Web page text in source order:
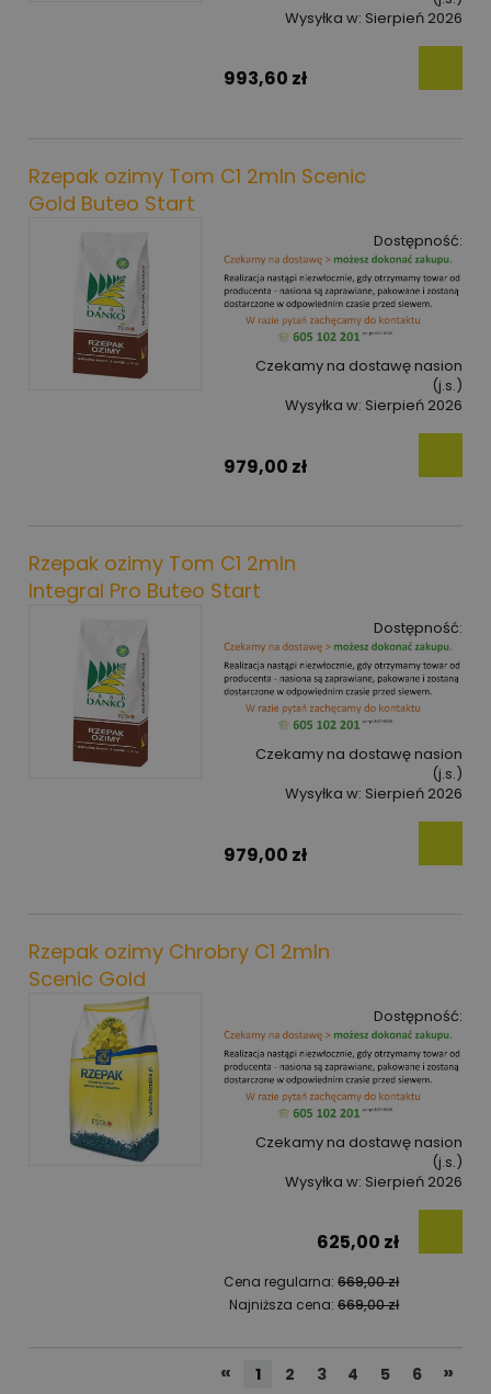
Wysyłka w: Sierpień 2026
993,60 zł
Rzepak ozimy Tom C1 2mln Scenic
Gold Buteo Start
Dostępność:
Czekamy na dostawę nasion
(j.s.)
Wysyłka w: Sierpień 2026
979,00 zł
Rzepak ozimy Tom C1 2mln
Integral Pro Buteo Start
Dostępność:
Czekamy na dostawę nasion
(j.s.)
Wysyłka w: Sierpień 2026
979,00 zł
Rzepak ozimy Chrobry C1 2mln
Scenic Gold
Dostępność:
Czekamy na dostawę nasion
(j.s.)
Wysyłka w: Sierpień 2026
625,00 zł
Cena regularna:669,00 zł
Najniższa cena:669,00 zł
« 1 2 3 4 5 6 »